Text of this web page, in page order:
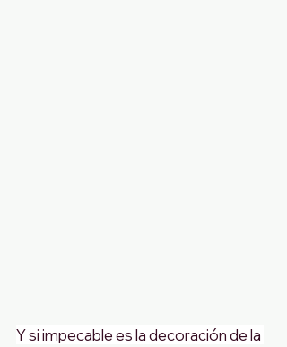
Y si impecable es la decoración de la